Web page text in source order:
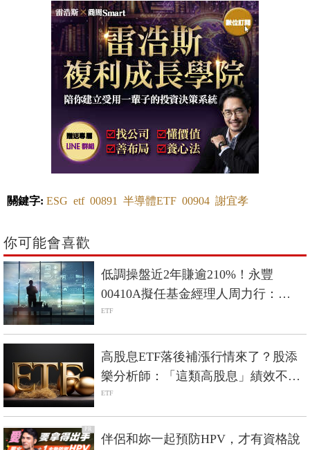
關鍵字: ESG etf 00891 半導體ETF 00904 謝宜孝
你可能會喜歡
低調操盤近2年賺逾210%！永豐
00410A擬任基金經理人周力行：
「我只買，連自己都想抱的公司。」
ETF
高股息ETF落後補漲行情來了？股添
樂分析師：「這類高股息」績效不見
得輸大盤
ETF
PR
伴侶和妳一起預防HPV，才有資格說